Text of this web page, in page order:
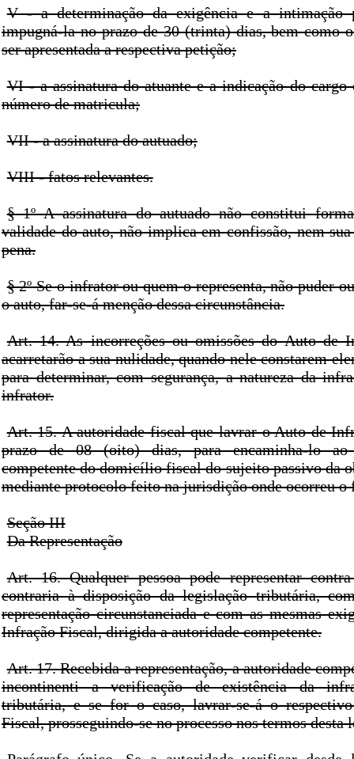
V - a determinação da exigência e a intimação
impugná-la no prazo de 30 (trinta) dias, bem como
ser apresentada a respectiva petição;
VI - a assinatura do atuante e a indicação do cargo
número de matricula;
VII - a assinatura do autuado;
VIII - fatos relevantes.
§ 1º A assinatura do autuado não constitui
validade do auto, não implica em confissão, nem
pena.
§ 2º Se o infrator ou quem o representa, não puder
o auto, far-se-á menção dessa circunstância.
Art. 14. As incorreções ou omissões do Auto de
acarretarão a sua nulidade, quando nele constarem
para determinar, com segurança, a natureza da
infrator.
Art. 15. A autoridade fiscal que lavrar o Auto de
prazo de 08 (oito) dias, para encaminha-lo ao
competente do domicílio fiscal do sujeito passivo da
mediante protocolo feito na jurisdição onde ocorreu o
Seção III
Da Representação
Art. 16. Qualquer pessoa pode representar
contraria à disposição da legislação tributária,
representação circunstanciada e com as mesmas
Infração Fiscal, dirigida a autoridade competente.
Art. 17. Recebida a representação, a autoridade
incontinenti a verificação de existência da
tributária, e se for o caso, lavrar-se-á o
Fiscal, prosseguindo-se no processo nos termos desta